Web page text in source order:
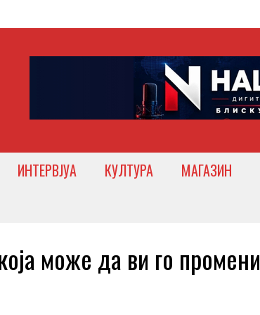
ИНТЕРВЈУА КУЛТУРА МАГАЗИН
може да ви го промени